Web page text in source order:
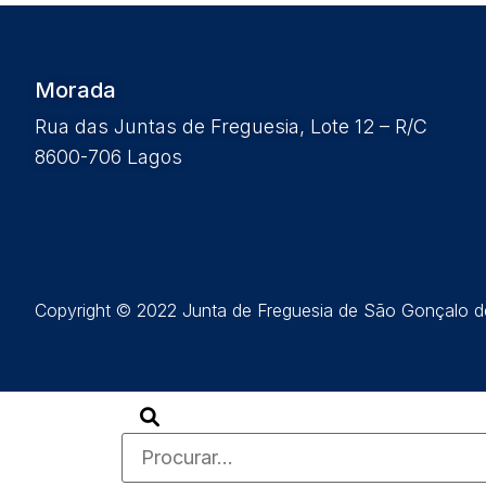
Morada
Rua das Juntas de Freguesia, Lote 12 – R/C
8600-706 Lagos
Copyright © 2022 Junta de Freguesia de São Gonçalo